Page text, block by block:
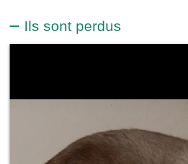
Ils sont perdus